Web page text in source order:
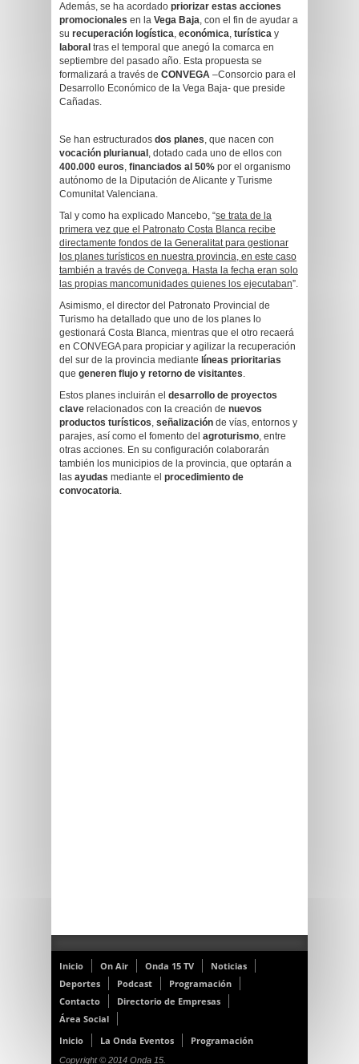
Además, se ha acordado priorizar estas acciones
promocionales en la Vega Baja, con el fin de ayudar a
su recuperación logística, económica, turística y
laboral tras el temporal que anegó la comarca en
septiembre del pasado año. Esta propuesta se
formalizará a través de CONVEGA –Consorcio para el
Desarrollo Económico de la Vega Baja- que preside
Cañadas.
Se han estructurados dos planes, que nacen con
vocación plurianual , dotado cada uno de ellos con
400.000 euros, financiados al 50% por el organismo
autónomo de la Diputación de Alicante y Turisme
Comunitat Valenciana.
Tal y como ha explicado Mancebo, “se trata de la
primera vez que el Patronato Costa Blanca recibe
directamente fondos de la Generalitat para gestionar
los planes turísticos en nuestra provincia, en este caso
también a través de Convega. Hasta la fecha eran solo
las propias mancomunidades quienes los ejecutaban”.
Asimismo, el director del Patronato Provincial de
Turismo ha detallado que uno de los planes lo
gestionará Costa Blanca, mientras que el otro recaerá
en CONVEGA para propiciar y agilizar la recuperación
del sur de la provincia mediante líneas prioritarias
que generen flujo y retorno de visitantes.
Estos planes incluirán el desarrollo de proyectos
clave relacionados con la creación de nuevos
productos turísticos, señalización de vías, entornos y
parajes, así como el fomento del agroturismo, entre
otras acciones. En su configuración colaborarán
también los municipios de la provincia, que optarán a
las ayudas mediante el procedimiento de
convocatoria.
Inicio On Air Onda 15 TV
Noticias
Deportes
Podcast
Programación
Contacto
Directorio de Empresas
Área Social
Inicio
La Onda Eventos Programación
Copyright © 2014 Onda 15.